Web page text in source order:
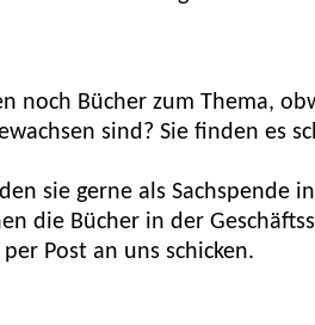
noch Bücher zum Thema,
sind? Sie finden es
sie gerne als Sachspende
die Bücher in der
Post an uns schicken.